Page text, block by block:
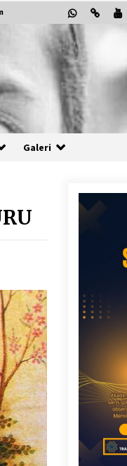
Galeri